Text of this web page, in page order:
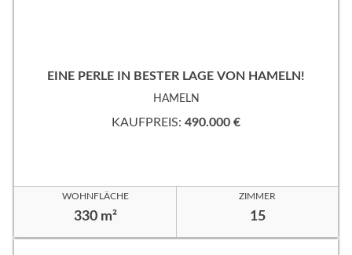
EINE PERLE IN BESTER LAGE VON HAMELN!
HAMELN
KAUFPREIS: 490.000 €
WOHNFLÄCHE
330 m²
ZIMMER
15